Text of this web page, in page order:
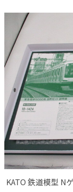
KATO 鉄道模型 N